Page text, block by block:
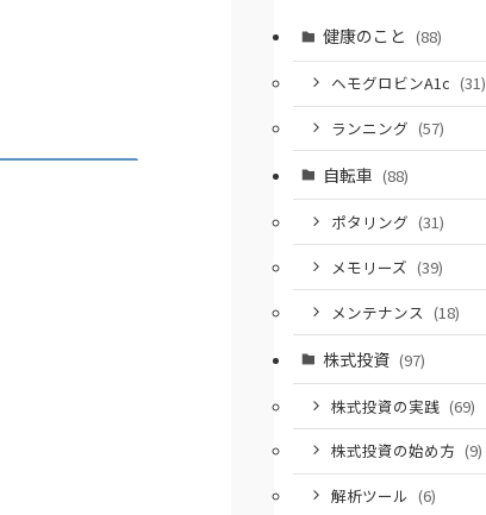
健康のこと (88)
ヘモグロビンA1c (31)
ランニング (57)
自転車 (88)
ポタリング (31)
メモリーズ (39)
メンテナンス (18)
株式投資 (97)
株式投資の実践 (69)
株式投資の始め方 (9)
解析ツール (6)